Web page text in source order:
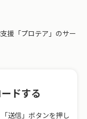
援「プロテア」のサー
ドする
送信」ボタンを押し